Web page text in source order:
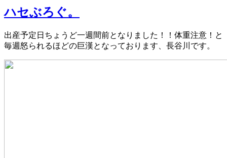
ハセぶろぐ。
出産予定日ちょうど一週間前となりました！！体重注意！と
毎週怒られるほどの巨漢となっております、長谷川です。